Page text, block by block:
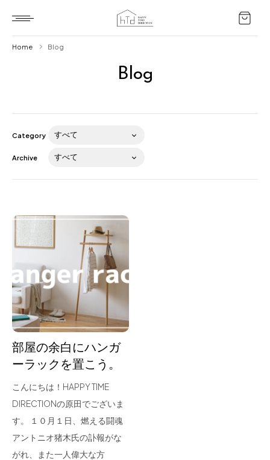
Blog
About us
for Business
Recruit
Contact
Blog
Home Blog
Category
Archive
部屋の余白にハンガ
ーラックを置こう。
こんにちは！HAPPY TIME
DIRECTIONの原田でございま
す。 １０月１日、燃える闘魂
アントニオ猪木氏の訃報がな
がれ、また一人偉大な方